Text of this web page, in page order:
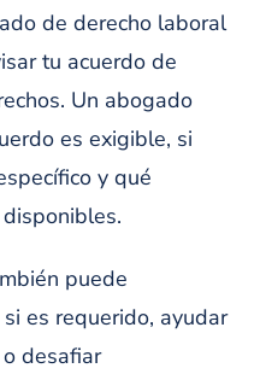
de derecho laboral
tu acuerdo de
Un abogado
es exigible, si
y qué
puede
es requerido, ayudar
desafiar